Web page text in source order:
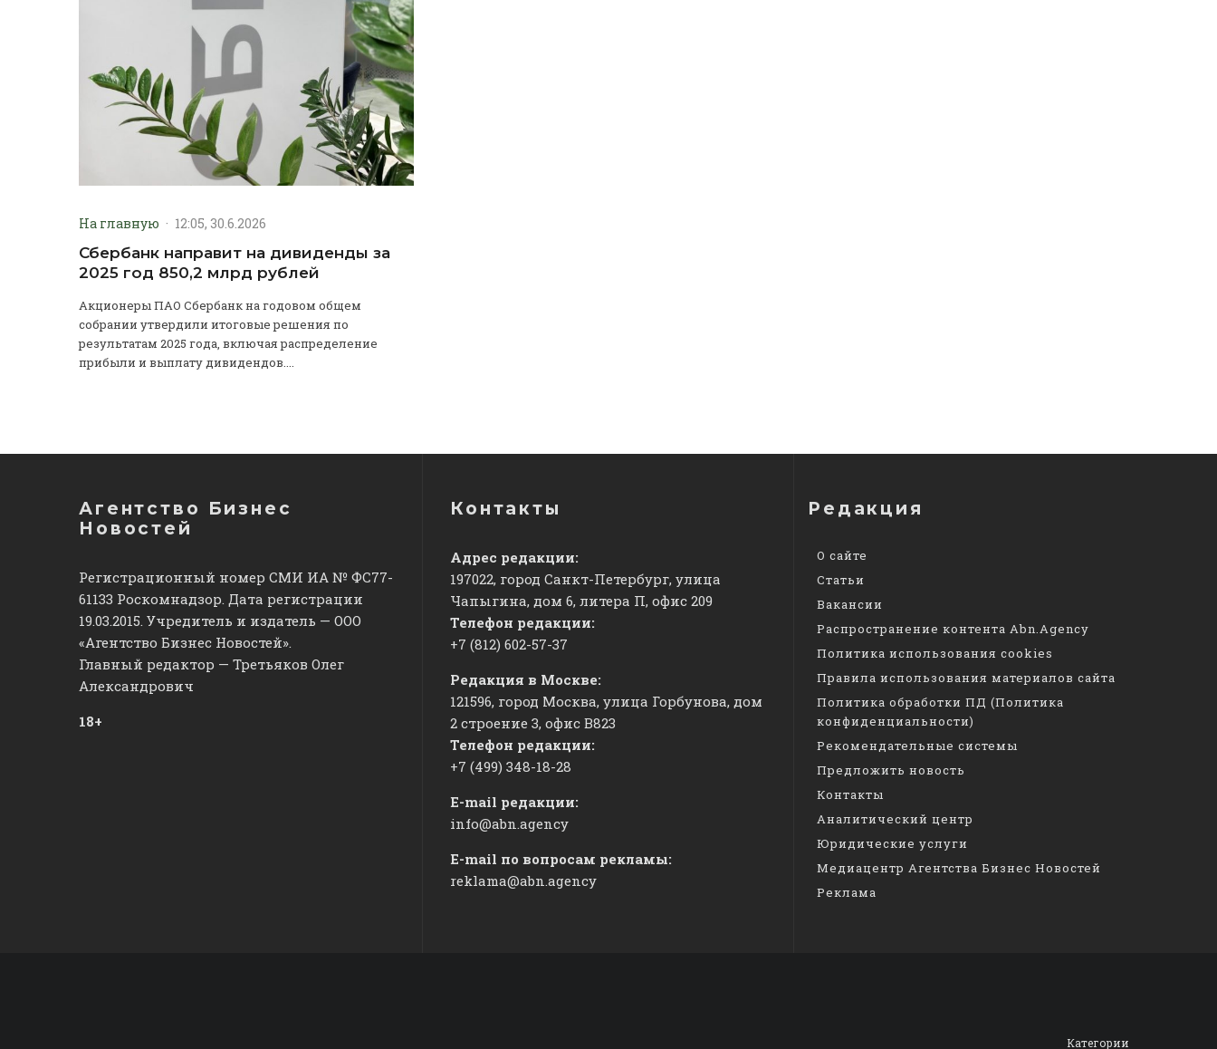
На главную · 12:05, 30.6.2026
Сбербанк направит на дивиденды за
2025 год 850,2 млрд рублей
Акционеры ПАО Сбербанк на годовом общем
собрании утвердили итоговые решения по
результатам 2025 года, включая распределение
прибыли и выплату дивидендов....
Агентство Бизнес
Новостей
Регистрационный номер СМИ ИА № ФС77-
61133 Роскомнадзор. Дата регистрации
19.03.2015. Учредитель и издатель — ООО
«Агентство Бизнес Новостей».
Главный редактор — Третьяков Олег
Александрович
18+
Контакты
Адрес редакции:
197022, город Санкт-Петербург, улица
Чапыгина, дом 6, литера П, офис 209
Телефон редакции:
+7 (812) 602-57-37
Редакция в Москве:
121596, город Москва, улица Горбунова, дом
2 строение 3, офис ​В823
Телефон редакции:
+7 (499) 348-18-28
E-mail редакции:
info@abn.agency
E-mail по вопросам рекламы:
reklama@abn.agency
Редакция
О сайте
Статьи
Вакансии
Распространение контента Abn.Agency
Политика использования cookies
Правила использования материалов сайта
Политика обработки ПД (Политика
конфиденциальности)
Рекомендательные системы
Предложить новость
Контакты
Аналитический центр
Юридические услуги
Медиацентр Агентства Бизнес Новостей
Реклама
Категории